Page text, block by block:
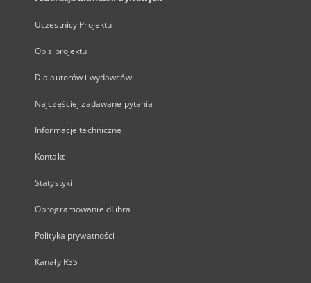
Uczestnicy Projektu
Opis projektu
Dla autorów i wydawców
Najczęściej zadawane pytania
Informacje techniczne
Kontakt
Statystyki
Oprogramowanie dLibra
Polityka prywatności
Kanały RSS